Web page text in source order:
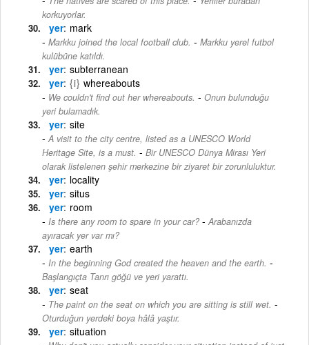
korkuyorlar.
yer mark
Markku joined the local football club. - Markku yerel futbol
kulübüne katıldı.
yer subterranean
yer {i} whereabouts
We couldn't find out her whereabouts. - Onun bulunduğu
yeri bulamadık.
yer site
A visit to the city centre, listed as a UNESCO World
Heritage Site, is a must. - Bir UNESCO Dünya Mirası Yeri
olarak listelenen şehir merkezine bir ziyaret bir zorunluluktur.
yer locality
yer situs
yer room
Is there any room to spare in your car? - Arabanızda
ayıracak yer var mı?
yer earth
In the beginning God created the heaven and the earth. -
Başlangıçta Tanrı göğü ve yeri yarattı.
yer seat
The paint on the seat on which you are sitting is still wet. -
Oturduğun yerdeki boya hâlâ yaştır.
yer situation